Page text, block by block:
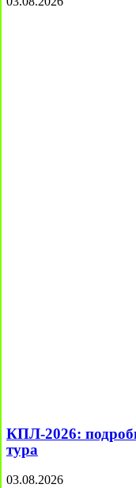
КПЛ-2026:
тура
03.08.2026